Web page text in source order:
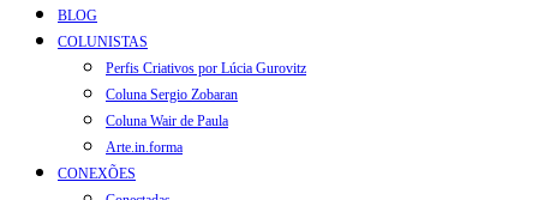
BLOG
COLUNISTAS
Perfis Criativos por Lúcia Gurovitz
Coluna Sergio Zobaran
Coluna Wair de Paula
Arte.in.forma
CONEXÕES